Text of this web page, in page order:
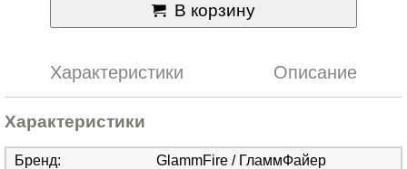
В корзину
Характеристики Описание
Характеристики
Бренд:
GlammFire / ГламмФайер